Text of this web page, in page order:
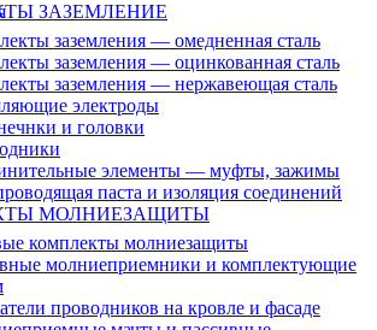
ЗАЗЕМЛЕНИЕ
заземления — омедненная сталь
заземления — оцинкованная сталь
заземления — нержавеющая сталь
электроды
и головки
элементы — муфты, зажимы
паста и изоляция соединений
МОЛНИЕЗАЩИТЫ
комплекты молниезащиты
молниеприемники и комплектующие
проводников на кровле и фасаде